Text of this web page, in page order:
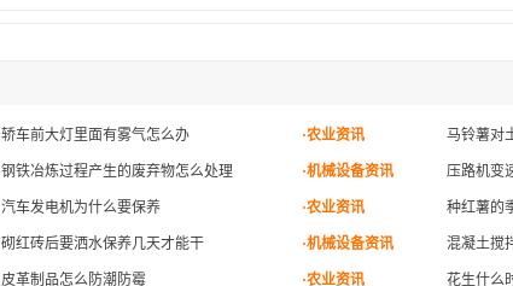
轿车前大灯里面有雾气怎么办 ·农业资讯 马铃薯对
钢铁冶炼过程产生的废弃物怎么处理 ·机械设备资讯 压路机变
汽车发电机为什么要保养 ·农业资讯 种红薯的
砌红砖后要洒水保养几天才能干 ·机械设备资讯 混凝土搅
皮革制品怎么防潮防霉 ·农业资讯 花生什么